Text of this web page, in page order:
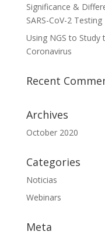
Significance &
SARS-CoV-2 Testing
Using NGS to
Coronavirus
Recent
Archives
October 2020
Categories
Noticias
Webinars
Meta